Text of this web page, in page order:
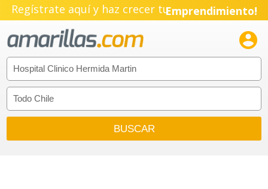
Regístrate aquí y haz crecer tuEmprendimiento!
